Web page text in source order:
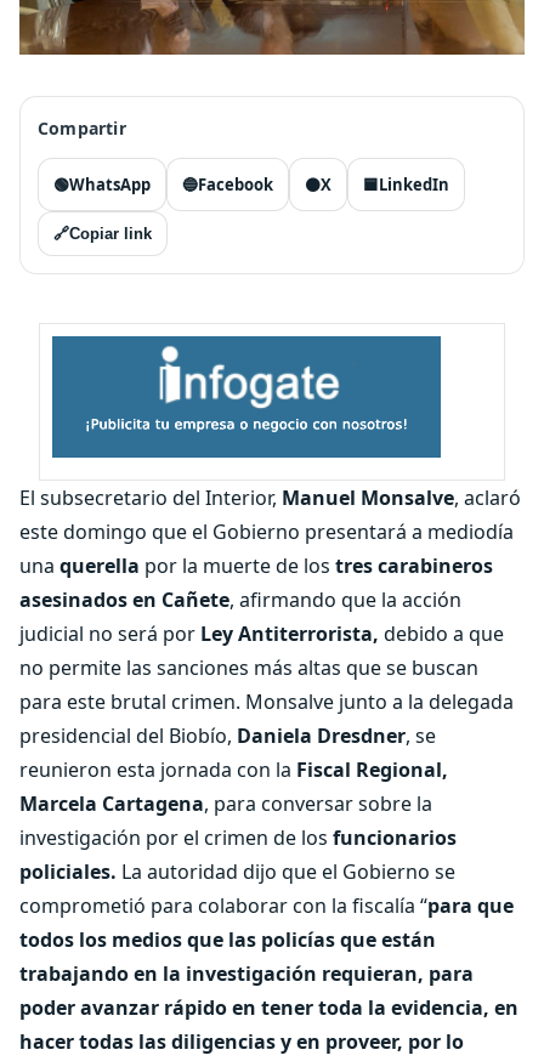
Compartir
🟢WhatsApp 🔵Facebook ⚫X 🟦LinkedIn
🔗Copiar link
El subsecretario del Interior, Manuel Monsalve, aclaró
este domingo que el Gobierno presentará a mediodía
una querella por la muerte de los tres carabineros
asesinados en Cañete, afirmando que la acción
judicial no será por Ley Antiterrorista, debido a que
no permite las sanciones más altas que se buscan
para este brutal crimen. Monsalve junto a la delegada
presidencial del Biobío, Daniela Dresdner, se
reunieron esta jornada con la Fiscal Regional,
Marcela Cartagena, para conversar sobre la
investigación por el crimen de los funcionarios
policiales. La autoridad dijo que el Gobierno se
comprometió para colaborar con la fiscalía “para que
todos los medios que las policías que están
trabajando en la investigación requieran, para
poder avanzar rápido en tener toda la evidencia, en
hacer todas las diligencias y en proveer, por lo